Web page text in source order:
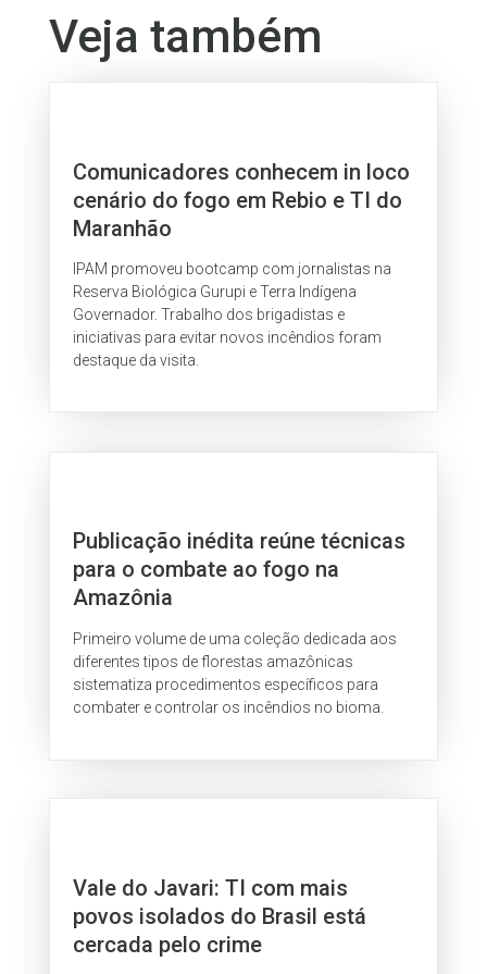
Veja também
Comunicadores conhecem in loco
cenário do fogo em Rebio e TI do
Maranhão
IPAM promoveu bootcamp com jornalistas na
Reserva Biológica Gurupi e Terra Indígena
Governador. Trabalho dos brigadistas e
iniciativas para evitar novos incêndios foram
destaque da visita.
Publicação inédita reúne técnicas
para o combate ao fogo na
Amazônia
Primeiro volume de uma coleção dedicada aos
diferentes tipos de florestas amazônicas
sistematiza procedimentos específicos para
combater e controlar os incêndios no bioma.
Vale do Javari: TI com mais
povos isolados do Brasil está
cercada pelo crime